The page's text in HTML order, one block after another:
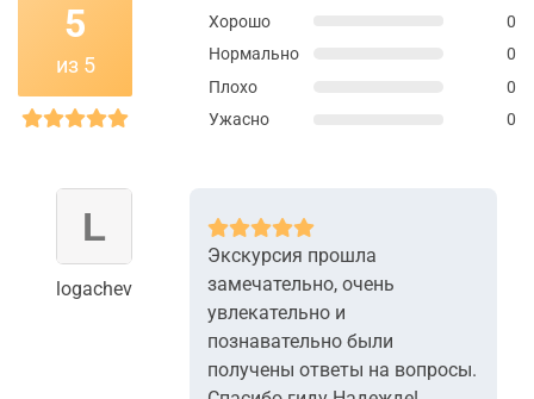
5
из 5
Хорошо
0
Нормально
0
Плохо
0
Ужасно
0
logachev
Экскурсия прошла
замечательно, очень
увлекательно и
познавательно были
получены ответы на вопросы.